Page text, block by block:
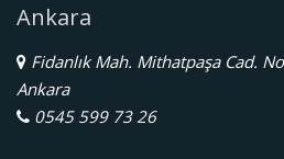
Ankara
Fidanlık Mah. Mithatpaşa Cad.
Ankara
0545 599 73 26